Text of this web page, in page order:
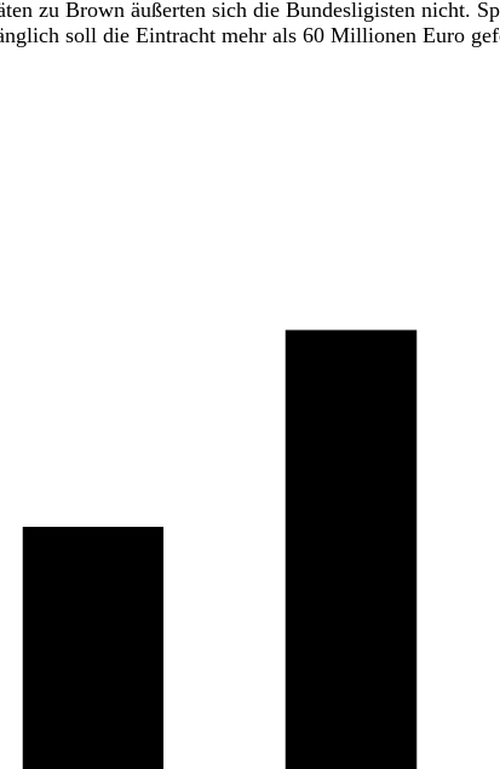
zu Brown äußerten sich die Bundesligisten nicht.
soll die Eintracht mehr als 60 Millionen Euro